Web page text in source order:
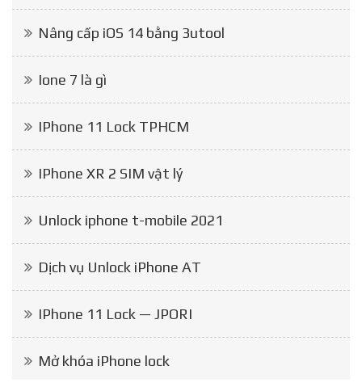
Nâng cấp iOS 14 bằng 3utool
Ione 7 là gì
IPhone 11 Lock TPHCM
IPhone XR 2 SIM vật lý
Unlock iphone t-mobile 2021
Dịch vụ Unlock iPhone AT
IPhone 11 Lock — JPORI
Mở khóa iPhone lock